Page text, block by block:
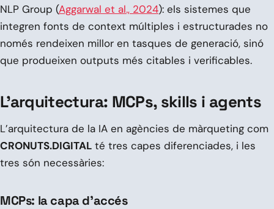
NLP Group (Aggarwal et al., 2024): els sistemes que
integren fonts de context múltiples i estructurades no
només rendeixen millor en tasques de generació, sinó
que produeixen outputs més citables i verificables.
L’arquitectura: MCPs, skills i agents
L’arquitectura de la IA en agències de màrqueting com
CRONUTS.DIGITAL té tres capes diferenciades, i les
tres són necessàries:
MCPs: la capa d’accés